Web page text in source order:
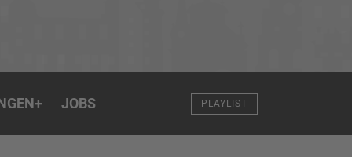
+ JOBS PLAYLIST